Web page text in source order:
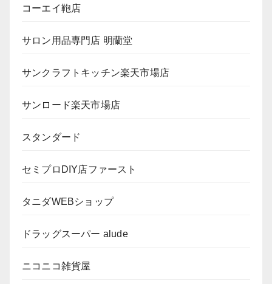
コーエイ鞄店
サロン用品専門店 明蘭堂
サンクラフトキッチン楽天市場店
サンロード楽天市場店
スタンダード
セミプロDIY店ファースト
タニダWEBショップ
ドラッグスーパー alude
ニコニコ雑貨屋